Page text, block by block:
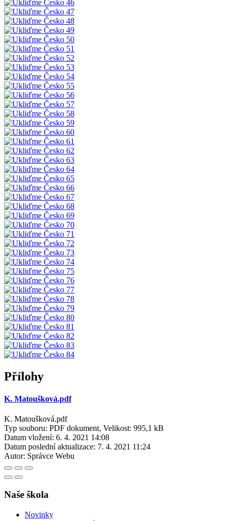
Přílohy
K. Matoušková.pdf
K. Matoušková.pdf
Typ souboru: PDF dokument, Velikost: 995,1 kB
Datum vložení: 6. 4. 2021 14:08
Datum poslední aktualizace: 7. 4. 2021 11:24
Autor: Správce Webu
Naše škola
Novinky